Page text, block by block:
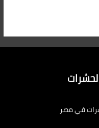
في مصر